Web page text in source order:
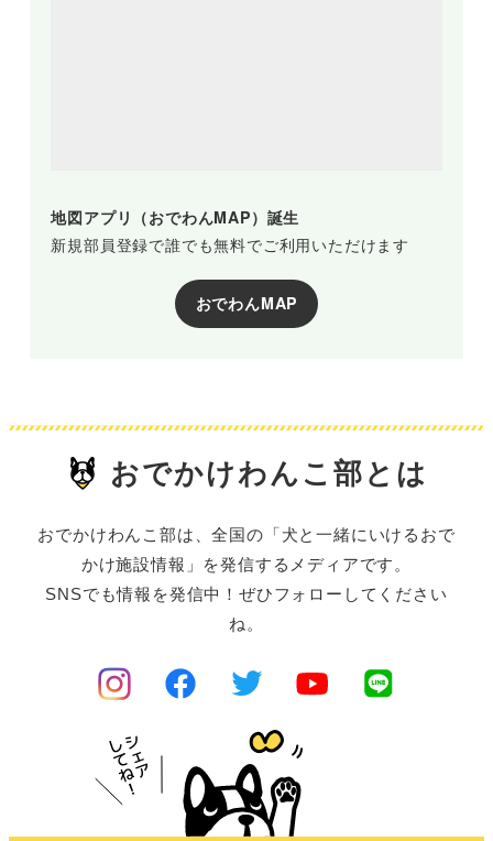
地図アプリ（おでわんMAP）誕生
新規部員登録で誰でも無料でご利用いただけます
おでわんMAP
おでかけわんこ部とは
おでかけわんこ部は、全国の「犬と一緒にいけるおで
かけ施設情報」を発信するメディアです。
SNSでも情報を発信中！ぜひフォローしてください
ね。